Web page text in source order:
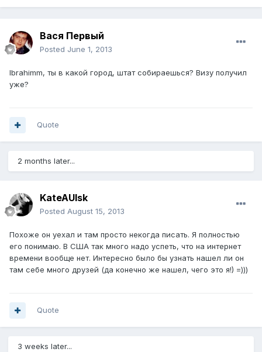
Вася Первый
Posted June 1, 2013
Ibrahimm, ты в какой город, штат собираешься? Визу получил
уже?
Quote
2 months later...
KateAUlsk
Posted August 15, 2013
Похоже он уехал и там просто некогда писать. Я полностью
его понимаю. В США так много надо успеть, что на интернет
времени вообще нет. Интересно было бы узнать нашел ли он
там себе много друзей (да конечно же нашел, чего это я!) =)))
Quote
3 weeks later...